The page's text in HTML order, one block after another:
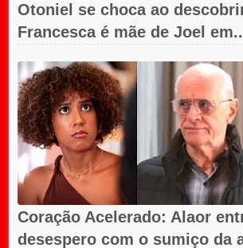
Otoniel se choca ao
Francesca é mãe de Joel
Coração Acelerado: Alaor
desespero com o sumiço da